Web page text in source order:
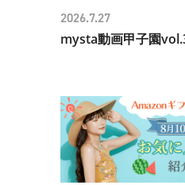
mysta動画甲子園
2026.7.27